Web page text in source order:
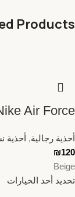
Products
Air Force
أحذية رجالية, أحذية
₪120
Beige
تحديد أحد الخيارات